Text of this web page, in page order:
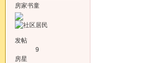
房家书童
发帖
9
房星